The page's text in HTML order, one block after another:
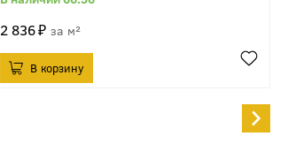
2 836 м²